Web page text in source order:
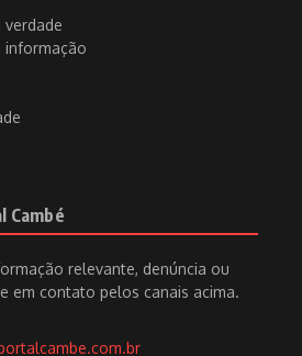
verdade
informação
Cambé
relevante, denúncia ou
em contato pelos canais acima.